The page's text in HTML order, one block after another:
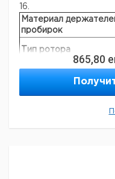
16.
Материал
пробирок
Тип ротора
Количество мест
Макс. скорость
865,80